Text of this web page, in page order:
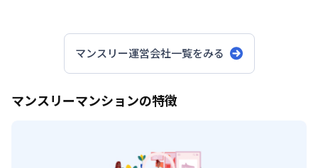
マンスリー運営会社一覧をみる
マンスリーマンションの特徴